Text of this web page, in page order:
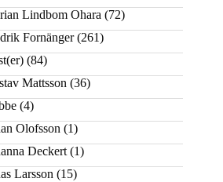
Lindbom Ohara (72)
Fornänger(261)
(84)
Mattsson (36)
(4)
Olofsson (1)
Deckert (1)
Larsson (15)